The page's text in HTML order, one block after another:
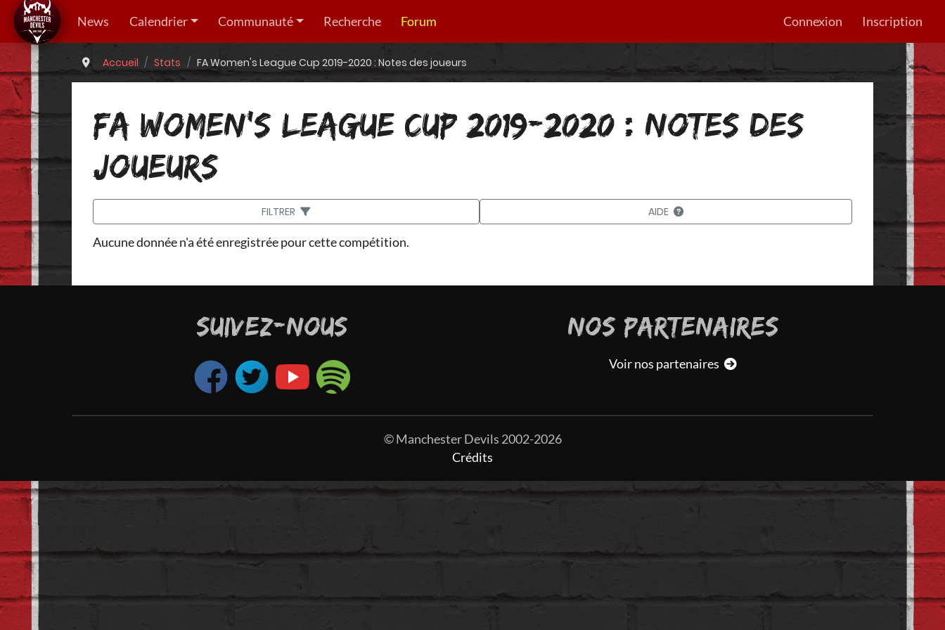
News Calendrier Communauté Recherche Forum Connexion Inscription
Accueil Stats FA Women's League Cup 2019-2020 : Notes des joueurs
FA WOMEN'S LEAGUE CUP 2019-2020 : NOTES DES
JOUEURS
FILTRER AIDE
Aucune donnée n'a été enregistrée pour cette compétition.
SUIVEZ-NOUS NOS PARTENAIRES
Voir nos partenaires
© Manchester Devils 2002-2026
Crédits